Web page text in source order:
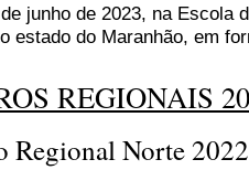
junho de 2023, na Escola
estado do Maranhão, em
REGIONAIS
Regional Norte 2022